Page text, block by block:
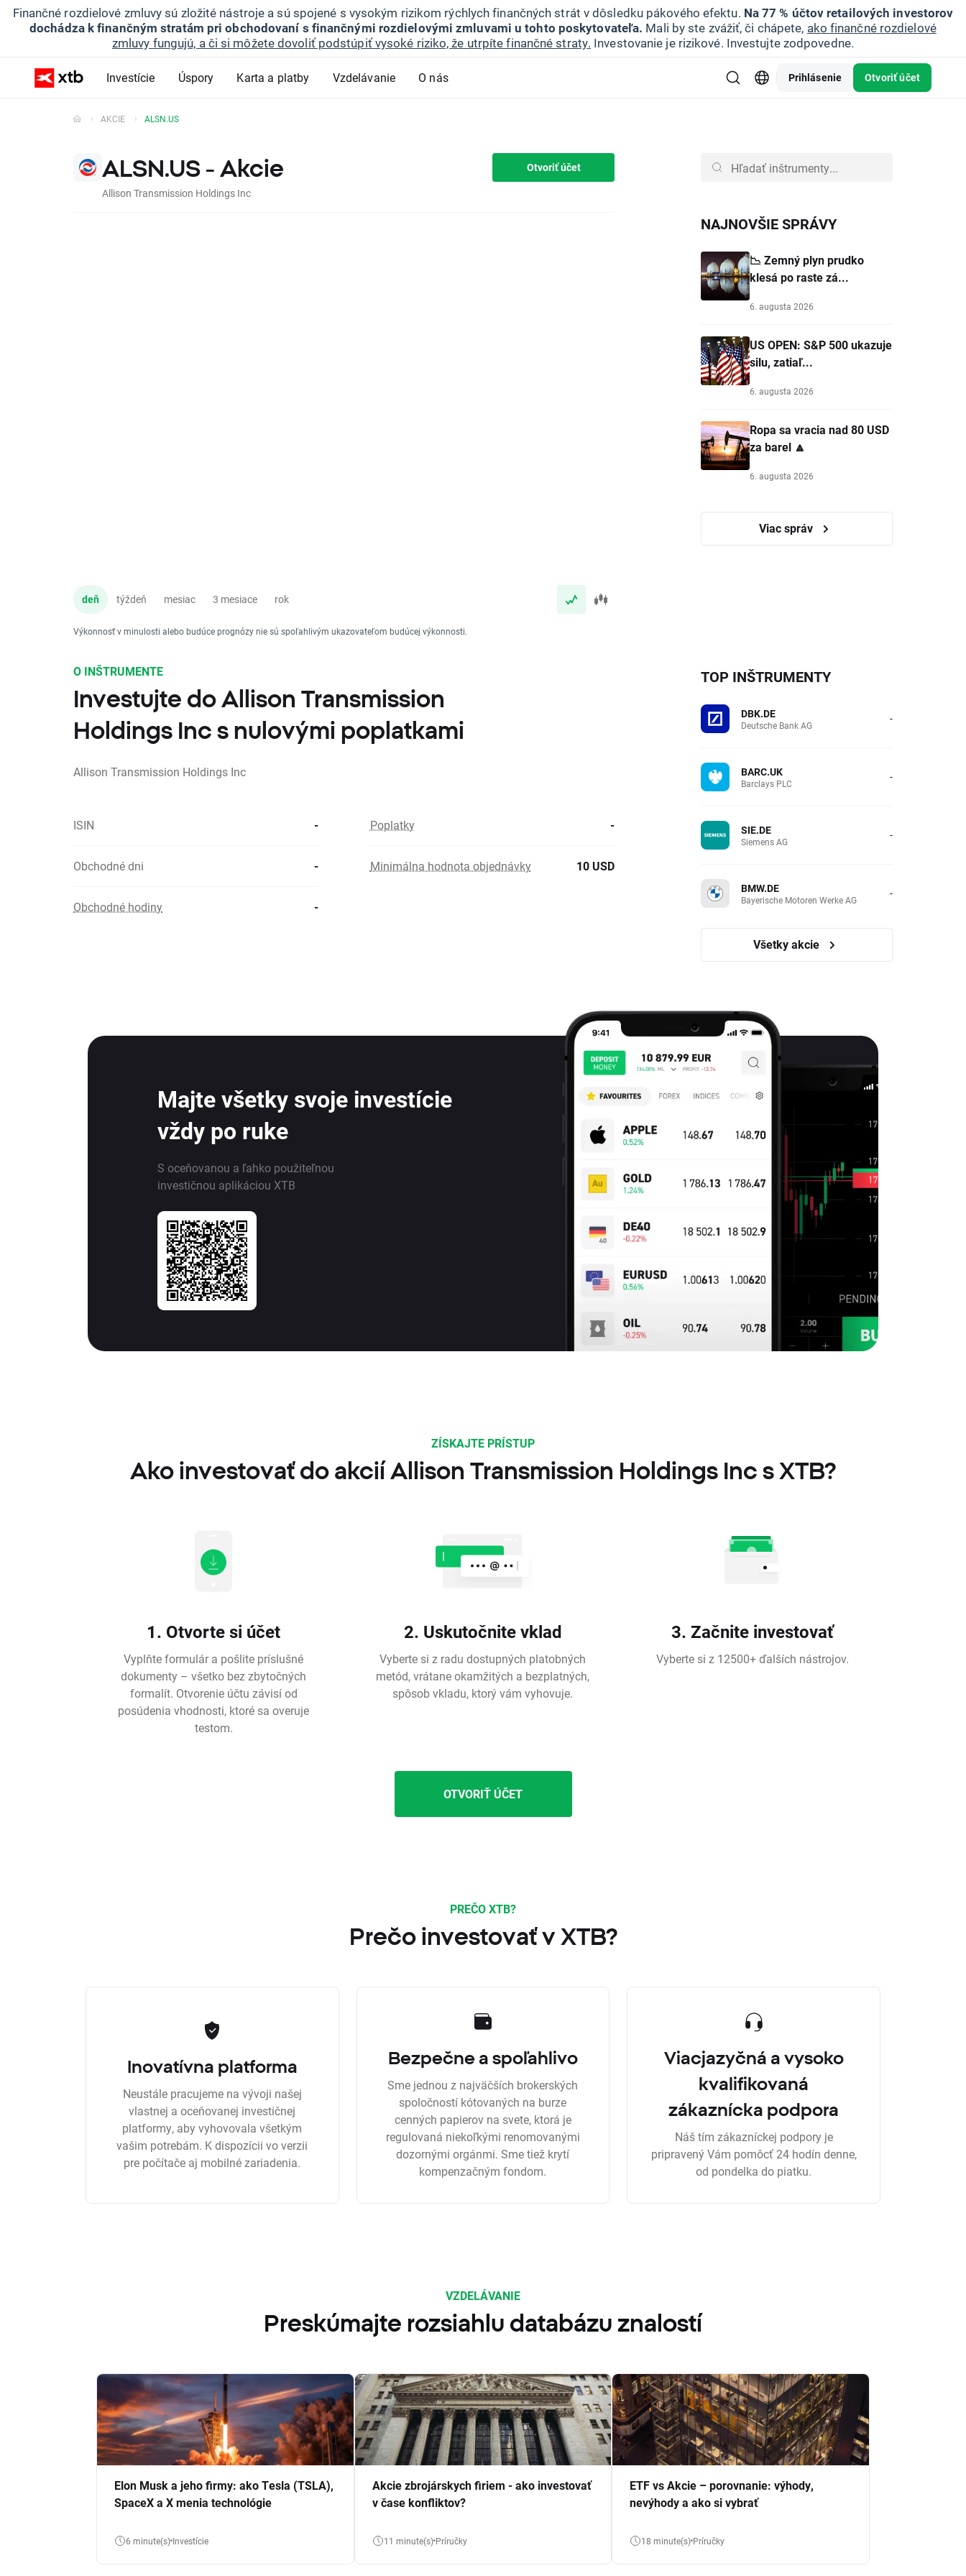
Finančné rozdielové zmluvy sú zložité nástroje a sú spojené s vysokým rizikom rýchlych finančných strát v dôsledku pákového efektu. Na 77 % účtov retailových investorov
dochádza k finančným stratám pri obchodovaní s finančnými rozdielovými zmluvami u tohto poskytovateľa. Mali by ste zvážiť, či chápete, ako finančné rozdielové
zmluvy fungujú, a či si môžete dovoliť podstúpiť vysoké riziko, že utrpíte finančné straty. Investovanie je rizikové. Investujte zodpovedne.
Investície Úspory Karta a platby Vzdelávanie O nás Prihlásenie Otvoriť účet
AKCIE ALSN.US
ALSN.US - Akcie
Allison Transmission Holdings Inc
Otvoriť účet
deň týždeň mesiac 3 mesiace rok
Výkonnosť v minulosti alebo budúce prognózy nie sú spoľahlivým ukazovateľom budúcej výkonnosti.
NAJNOVŠIE SPRÁVY
📉 Zemný plyn prudko
klesá po raste zá...
6. augusta 2026
US OPEN: S&P 500 ukazuje
silu, zatiaľ...
6. augusta 2026
Ropa sa vracia nad 80 USD
za barel 🔼
6. augusta 2026
Viac správ
O INŠTRUMENTE
Investujte do Allison Transmission
Holdings Inc s nulovými poplatkami
Allison Transmission Holdings Inc
ISIN - Poplatky -
Obchodné dni - Minimálna hodnota objednávky 10 USD
Obchodné hodiny -
TOP INŠTRUMENTY
DBK.DE
Deutsche Bank AG -
BARC.UK
Barclays PLC -
SIE.DE
Siemens AG -
BMW.DE
Bayerische Motoren Werke AG -
Všetky akcie
Majte všetky svoje investície
vždy po ruke
S oceňovanou a ľahko použiteľnou
investičnou aplikáciou XTB
ZÍSKAJTE PRÍSTUP
Ako investovať do akcií Allison Transmission Holdings Inc s XTB?
1. Otvorte si účet
Vyplňte formulár a pošlite príslušné
dokumenty – všetko bez zbytočných
formalít. Otvorenie účtu závisí od
posúdenia vhodnosti, ktoré sa overuje
testom.
2. Uskutočnite vklad
Vyberte si z radu dostupných platobných
metód, vrátane okamžitých a bezplatných,
spôsob vkladu, ktorý vám vyhovuje.
3. Začnite investovať
Vyberte si z 12500+ ďalších nástrojov.
OTVORIŤ ÚČET
PREČO XTB?
Prečo investovať v XTB?
Inovatívna platforma
Neustále pracujeme na vývoji našej
vlastnej a oceňovanej investičnej
platformy, aby vyhovovala všetkým
vašim potrebám. K dispozícii vo verzii
pre počítače aj mobilné zariadenia.
Bezpečne a spoľahlivo
Sme jednou z najväčších brokerských
spoločností kótovaných na burze
cenných papierov na svete, ktorá je
regulovaná niekoľkými renomovanými
dozornými orgánmi. Sme tiež krytí
kompenzačným fondom.
Viacjazyčná a vysoko
kvalifikovaná
zákaznícka podpora
Náš tím zákazníckej podpory je
pripravený Vám pomôcť 24 hodín denne,
od pondelka do piatku.
VZDELÁVANIE
Preskúmajte rozsiahlu databázu znalostí
Elon Musk a jeho firmy: ako Tesla (TSLA),
SpaceX a X menia technológie
6 minute(s) Investície
Akcie zbrojárskych firiem - ako investovať
v čase konfliktov?
11 minute(s) Príručky
ETF vs Akcie – porovnanie: výhody,
nevýhody a ako si vybrať
18 minute(s) Príručky